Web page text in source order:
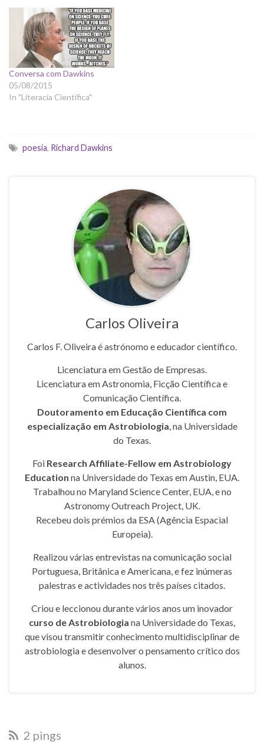
Reality [Michael Shermer]
Science is the best…
Conversa com Dawkins
05/08/2015
In "Literacia Científica"
poesia, Richard Dawkins
Carlos Oliveira
Carlos F. Oliveira é astrónomo e educador científico.
Licenciatura em Gestão de Empresas.
Licenciatura em Astronomia, Ficção Científica e
Comunicação Científica.
Doutoramento em Educação Científica com
especialização em Astrobiologia, na Universidade
do Texas.
Foi Research Affiliate-Fellow em Astrobiology
Education na Universidade do Texas em Austin, EUA.
Trabalhou no Maryland Science Center, EUA, e no
Astronomy Outreach Project, UK.
Recebeu dois prémios da ESA (Agência Espacial
Europeia).
Realizou várias entrevistas na comunicação social
Portuguesa, Britânica e Americana, e fez inúmeras
palestras e actividades nos três países citados.
Criou e leccionou durante vários anos um inovador
curso de Astrobiologia na Universidade do Texas,
que visou transmitir conhecimento multidisciplinar de
astrobiologia e desenvolver o pensamento crítico dos
alunos.
2 pings